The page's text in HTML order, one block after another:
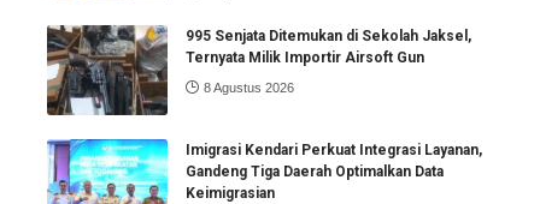
995 Senjata Ditemukan di Sekolah Jaksel,
Ternyata Milik Importir Airsoft Gun
8 Agustus 2026
Imigrasi Kendari Perkuat Integrasi Layanan,
Gandeng Tiga Daerah Optimalkan Data
Keimigrasian